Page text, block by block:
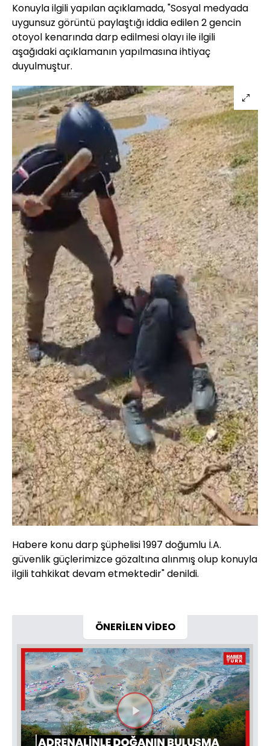
Konuyla ilgili yapılan açıklamada, "Sosyal medyada
uygunsuz görüntü paylaştığı iddia edilen 2 gencin
otoyol kenarında darp edilmesi olayı ile ilgili
aşağıdaki açıklamanın yapılmasına ihtiyaç
duyulmuştur.
Habere konu darp şüphelisi 1997 doğumlu İ.A.
güvenlik güçlerimizce gözaltına alınmış olup konuyla
ilgili tahkikat devam etmektedir" denildi.
ÖNERİLEN VİDEO
Videoyu